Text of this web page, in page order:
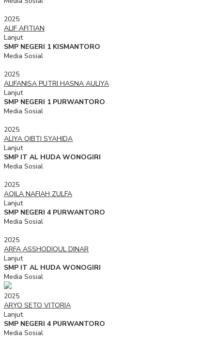
2025
ALIF AFITIAN
Lanjut
SMP NEGERI 1 KISMANTORO
Media Sosial
2025
ALIFANISA PUTRI HASNA AULIYA
Lanjut
SMP NEGERI 1 PURWANTORO
Media Sosial
2025
ALIYA QIBTI SYAHIDA
Lanjut
SMP IT AL HUDA WONOGIRI
Media Sosial
2025
AQILA NAFIAH ZULFA
Lanjut
SMP NEGERI 4 PURWANTORO
Media Sosial
2025
ARFA ASSHODIQUL DINAR
Lanjut
SMP IT AL HUDA WONOGIRI
Media Sosial
2025
ARYO SETO VITORIA
Lanjut
SMP NEGERI 4 PURWANTORO
Media Sosial